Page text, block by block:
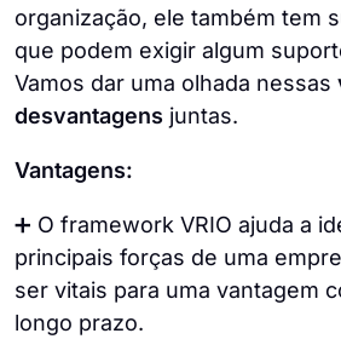
organização, ele também tem
que podem exigir algum
Vamos dar uma olhada nessas
desvantagens juntas.
Vantagens:
➕ O framework VRIO ajuda a
principais forças de uma
ser vitais para uma vantagem
longo prazo.